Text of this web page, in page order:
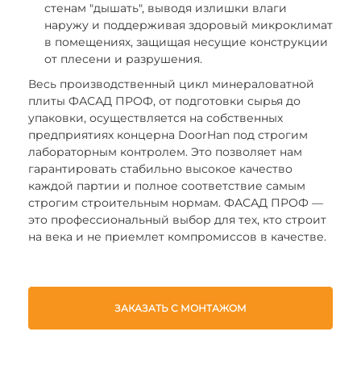
стенам "дышать", выводя излишки влаги
наружу и поддерживая здоровый микроклимат
в помещениях, защищая несущие конструкции
от плесени и разрушения.
Весь производственный цикл минераловатной
плиты ФАСАД ПРОФ, от подготовки сырья до
упаковки, осуществляется на собственных
предприятиях концерна DoorHan под строгим
лабораторным контролем. Это позволяет нам
гарантировать стабильно высокое качество
каждой партии и полное соответствие самым
строгим строительным нормам. ФАСАД ПРОФ —
это профессиональный выбор для тех, кто строит
на века и не приемлет компромиссов в качестве.
ЗАКАЗАТЬ С МОНТАЖОМ